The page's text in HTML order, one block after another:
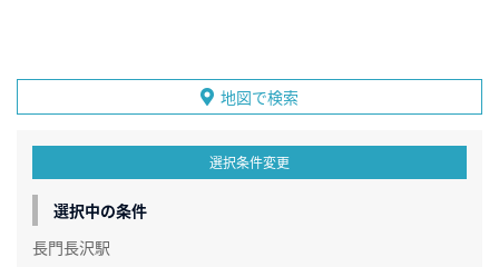
地図で検索
選択条件変更
選択中の条件
長門長沢駅